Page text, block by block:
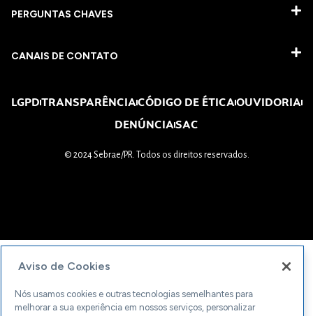
PERGUNTAS CHAVES​
CANAIS DE CONTATO
LGPDTRANSPARÊNCIACÓDIGO DE ÉTICAOUVIDORIA
DENÚNCIASAC
© 2024 Sebrae/PR. Todos os direitos reservados.
Aviso de Cookies
Nós usamos cookies e outras tecnologias semelhantes para
melhorar a sua experiência em nossos serviços, personalizar